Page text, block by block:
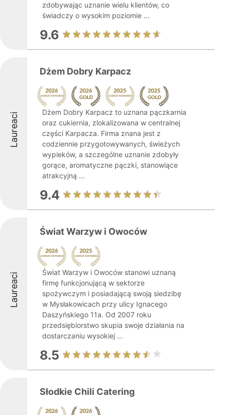
zdobywając uznanie wielu klientów, co
świadczy o wysokim poziomie ...
9.6
Laureaci
Dżem Dobry Karpacz
Dżem Dobry Karpacz to uznana pączkarnia
oraz cukiernia, zlokalizowana w centralnej
części Karpacza. Firma znana jest z
codziennie przygotowywanych, świeżych
wypieków, a szczególne uznanie zdobyły
gorące, aromatyczne pączki, stanowiące
atrakcyjną ...
9.4
Laureaci
Świat Warzyw i Owoców
Świat Warzyw i Owoców stanowi uznaną
firmę funkcjonującą w sektorze
spożywczym i posiadającą swoją siedzibę
w Mysłakowicach przy ulicy Ignacego
Daszyńskiego 11a. Od 2007 roku
przedsiębiorstwo skupia swoje działania na
dostarczaniu wysokiej ...
8.5
Słodkie Chili Catering